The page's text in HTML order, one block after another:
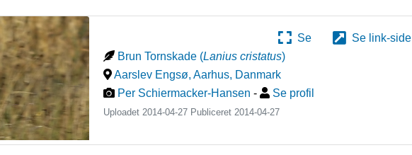
Se
Se link-side
Brun Tornskade (Lanius cristatus)
Aarslev Engsø, Aarhus, Danmark
Per Schiermacker-Hansen - Se profil
Uploadet 2014-04-27 Publiceret2014-04-27